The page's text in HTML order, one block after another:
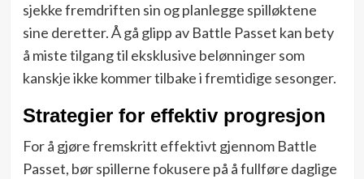
sjekke fremdriften sin og planlegge spilløktene
sine deretter. Å gå glipp av Battle Passet kan bety
å miste tilgang til eksklusive belønninger som
kanskje ikke kommer tilbake i fremtidige sesonger.
Strategier for effektiv progresjon
For å gjøre fremskritt effektivt gjennom Battle
Passet, bør spillerne fokusere på å fullføre daglige